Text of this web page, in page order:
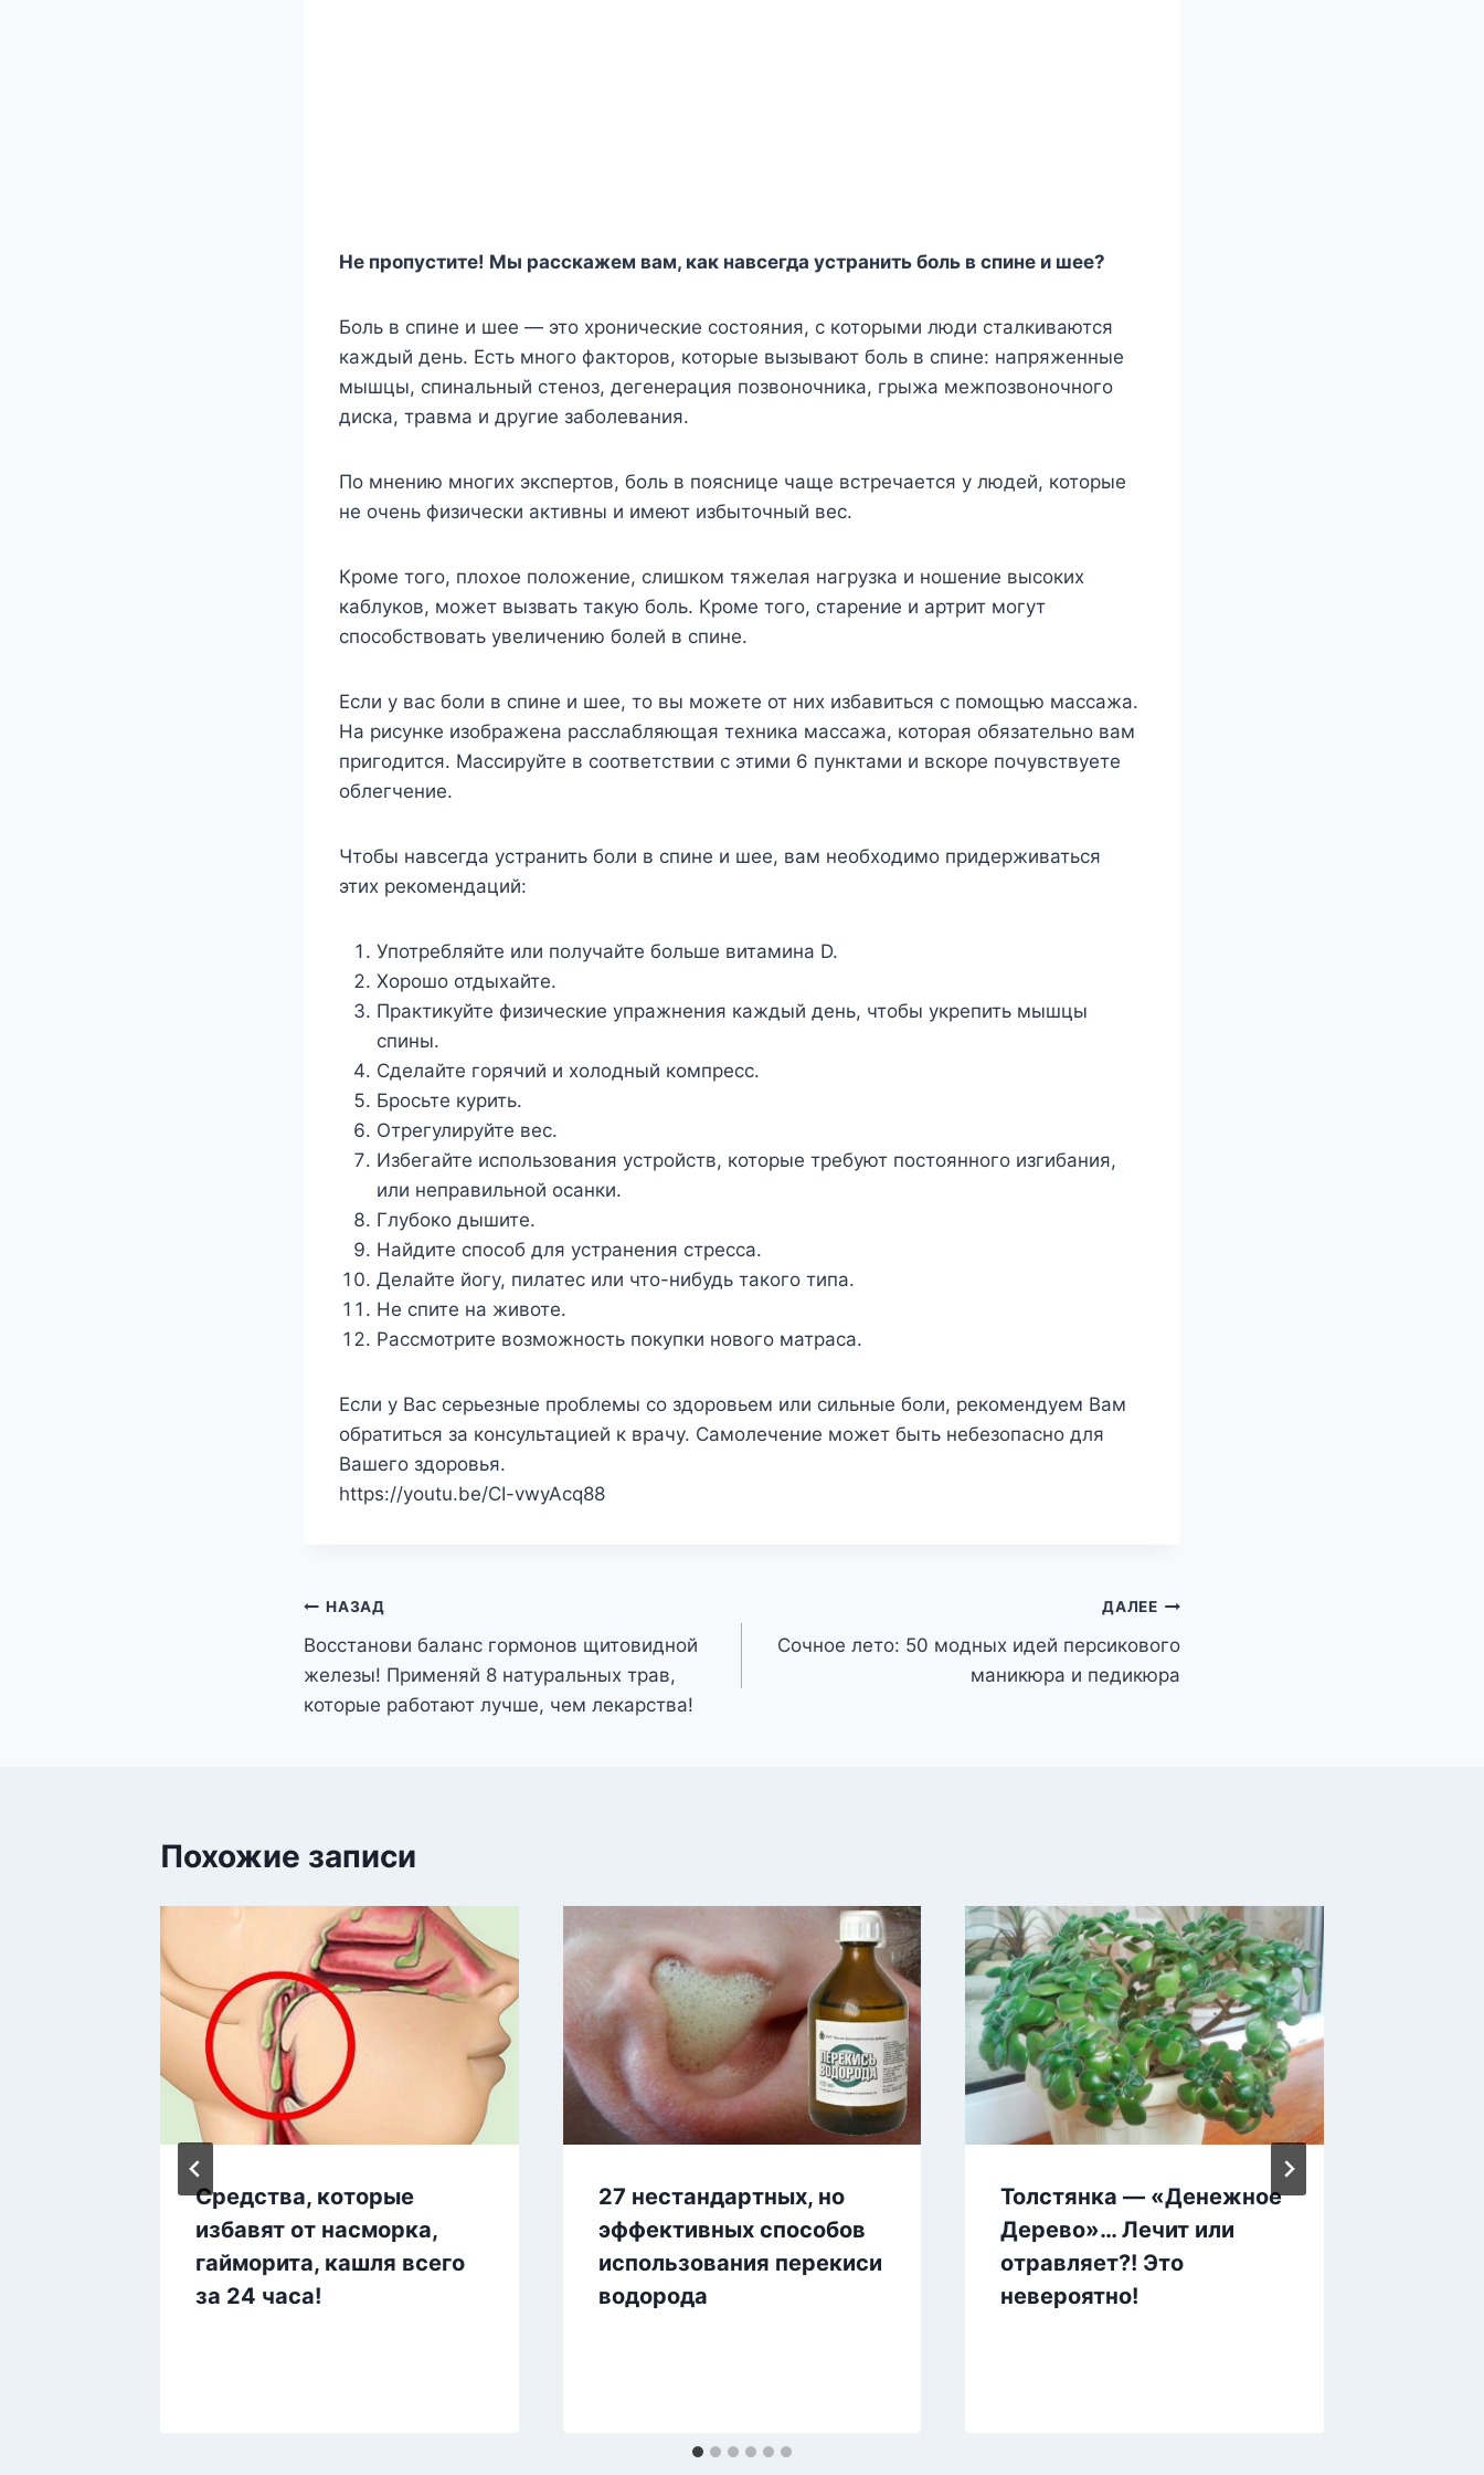
Не пропустите! Мы расскажем вам, как навсегда устранить боль в спине и шее?
Боль в спине и шее — это хронические состояния, с которыми люди сталкиваются
каждый день. Есть много факторов, которые вызывают боль в спине: напряженные
мышцы, спинальный стеноз, дегенерация позвоночника, грыжа межпозвоночного
диска, травма и другие заболевания.
По мнению многих экспертов, боль в пояснице чаще встречается у людей, которые
не очень физически активны и имеют избыточный вес.
Кроме того, плохое положение, слишком тяжелая нагрузка и ношение высоких
каблуков, может вызвать такую боль. Кроме того, старение и артрит могут
способствовать увеличению болей в спине.
Если у вас боли в спине и шее, то вы можете от них избавиться с помощью массажа.
На рисунке изображена расслабляющая техника массажа, которая обязательно вам
пригодится. Массируйте в соответствии с этими 6 пунктами и вскоре почувствуете
облегчение.
Чтобы навсегда устранить боли в спине и шее, вам необходимо придерживаться
этих рекомендаций:
Употребляйте или получайте больше витамина D.
Хорошо отдыхайте.
Практикуйте физические упражнения каждый день, чтобы укрепить мышцы
спины.
Сделайте горячий и холодный компресс.
Бросьте курить.
Отрегулируйте вес.
Избегайте использования устройств, которые требуют постоянного изгибания,
или неправильной осанки.
Глубоко дышите.
Найдите способ для устранения стресса.
Делайте йогу, пилатес или что-нибудь такого типа.
Не спите на животе.
Рассмотрите возможность покупки нового матраса.
Если у Вас серьезные проблемы со здоровьем или сильные боли, рекомендуем Вам
обратиться за консультацией к врачу. Самолечение может быть небезопасно для
Вашего здоровья.
https://youtu.be/CI-vwyAcq88
Навигация
по
записям
НАЗАД
Восстанови баланс гормонов щитовидной
железы! Применяй 8 натуральных трав,
которые работают лучше, чем лекарства!
ДАЛЕЕ
Сочное лето: 50 модных идей персикового
маникюра и педикюра
Похожие записи
Средства, которые
избавят от насморка,
гайморита, кашля всего
за 24 часа!
27 нестандартных, но
эффективных способов
использования перекиси
водорода
Толстянка — «Денежное
Дерево»… Лечит или
отравляет?! Это
невероятно!